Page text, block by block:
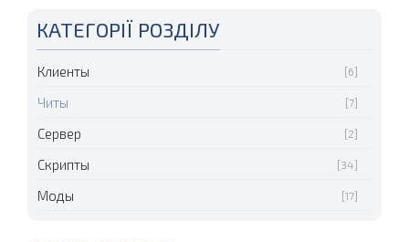
КАТЕГОРІЇ РОЗДІЛУ
Клиенты [6]
Читы [7]
Сервер [2]
Скрипты [34]
Моды [17]